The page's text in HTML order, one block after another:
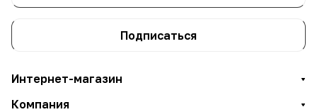
Подписаться
Интернет-магазин
Компания